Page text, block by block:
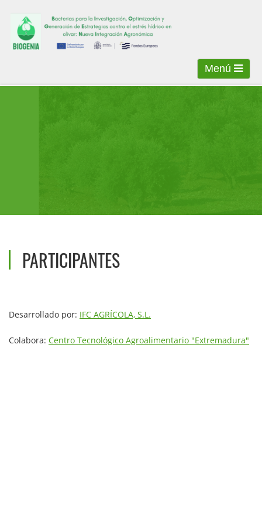
Menú
PARTICIPANTES
Desarrollado por: IFC AGRÍCOLA, S.L.
Colabora: Centro Tecnológico Agroalimentario "Extremadura"